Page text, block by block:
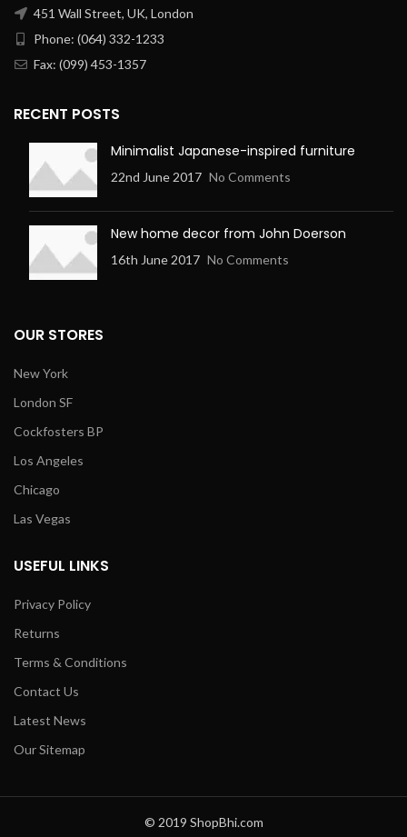
451 Wall Street, UK, London
Phone: (064) 332-1233
Fax: (099) 453-1357
RECENT POSTS
Minimalist Japanese-inspired furniture
22nd June 2017 No Comments
New home decor from John Doerson
16th June 2017 No Comments
OUR STORES
New York
London SF
Cockfosters BP
Los Angeles
Chicago
Las Vegas
USEFUL LINKS
Privacy Policy
Returns
Terms & Conditions
Contact Us
Latest News
Our Sitemap
© 2019 ShopBhi.com